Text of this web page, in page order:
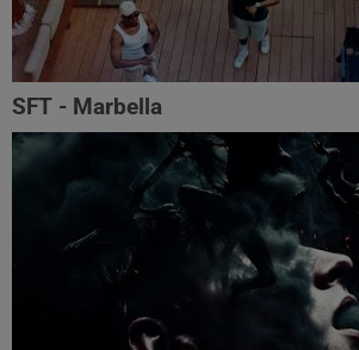
SFT - Marbella